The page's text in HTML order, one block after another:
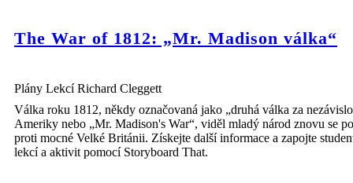
Američany naprosto vojenskou a morální porážkou. Prezident
Madison byl nucen evakuovat.
The War of 1812: „Mr. Madison válka“
Plány Lekcí Richard Cleggett
Válka roku 1812, někdy označovaná jako „druhá válka za
Ameriky nebo „Mr. Madison's War“, viděl mladý národ znovu se
proti mocné Velké Británii. Získejte další informace a zapojte
lekcí a aktivit pomocí Storyboard That.